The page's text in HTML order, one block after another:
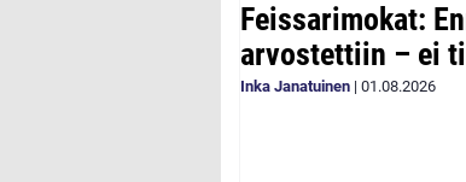
Feissarimokat:
arvostettiin – ei
Inka Janatuinen | 01.08.2026